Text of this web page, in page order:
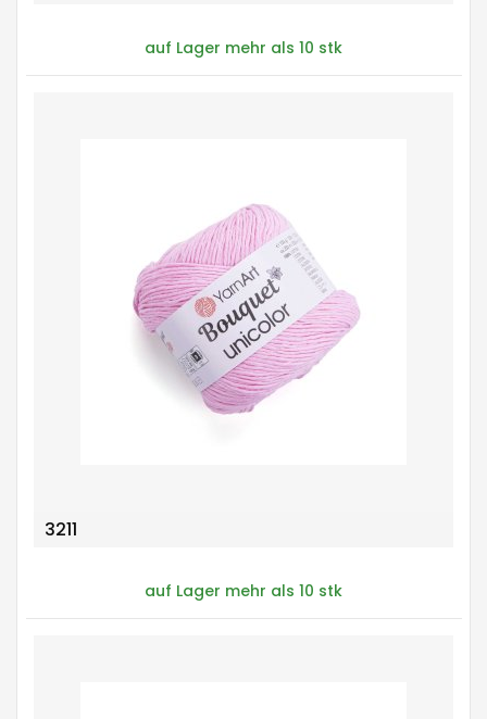
auf Lager mehr als 10 stk
3211
auf Lager mehr als 10 stk